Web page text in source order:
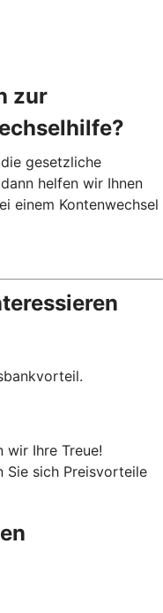
zur
gesetzliche
helfen wir Ihnen
einem Kontenwechsel
wir Ihre Treue!
Sie sich Preisvorteile